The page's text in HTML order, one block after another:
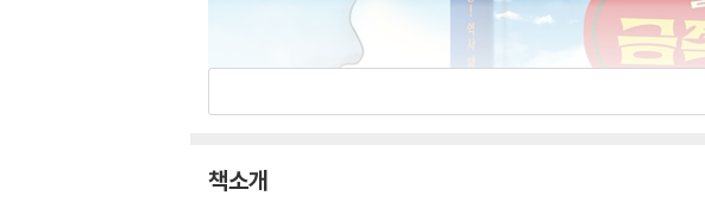
책소개